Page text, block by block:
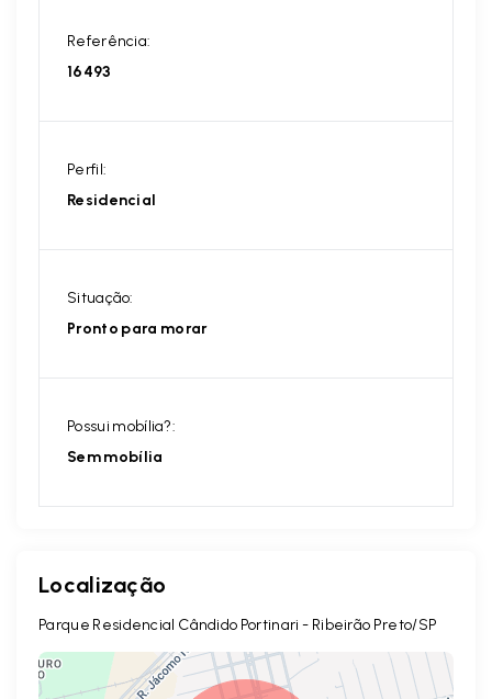
Referência:
16493
Perfil:
Residencial
Situação:
Pronto para morar
Possui mobília?:
Sem mobília
Localização
Parque Residencial Cândido Portinari - Ribeirão Preto/SP